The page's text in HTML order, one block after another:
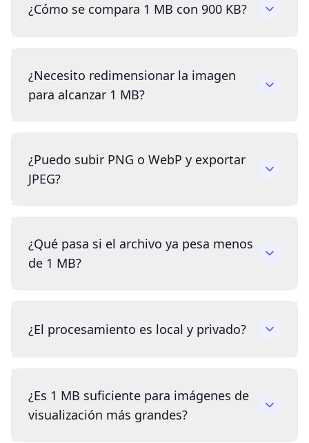
¿Cómo se compara 1 MB con 900 KB?
¿Necesito redimensionar la imagen
para alcanzar 1 MB?
¿Puedo subir PNG o WebP y exportar
JPEG?
¿Qué pasa si el archivo ya pesa menos
de 1 MB?
¿El procesamiento es local y privado?
¿Es 1 MB suficiente para imágenes de
visualización más grandes?